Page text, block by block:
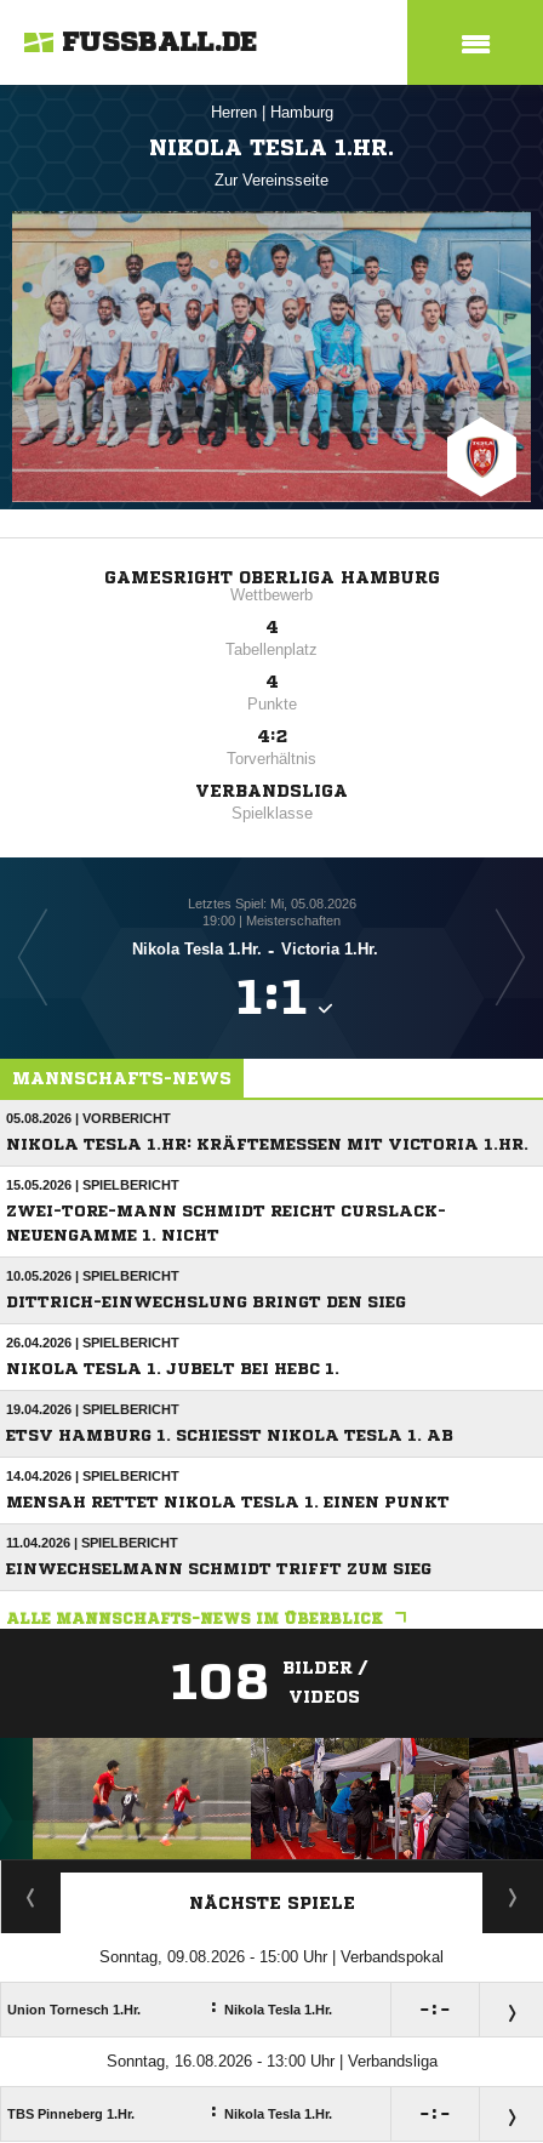
FUSSBALL.DE
Herren Hamburg
NIKOLA TESLA 1.HR.
Zur Vereinsseite
GAMESRIGHT OBERLIGA HAMBURG
Wettbewerb
4
Tabellenplatz
4
Punkte
4:2
Torverhältnis
VERBANDSLIGA
Spielklasse
Letztes Spiel: Mi, 05.08.2026
19:00 | Meisterschaften
Nikola Tesla 1.Hr. - Victoria 1.Hr.
:
MANNSCHAFTS-NEWS
05.08.2026 | VORBERICHT
NIKOLA TESLA 1.HR: KRÄFTEMESSEN MIT VICTORIA 1.HR.
15.05.2026 | SPIELBERICHT
ZWEI-TORE-MANN SCHMIDT REICHT CURSLACK-
NEUENGAMME 1. NICHT
10.05.2026 | SPIELBERICHT
DITTRICH-EINWECHSLUNG BRINGT DEN SIEG
26.04.2026 | SPIELBERICHT
NIKOLA TESLA 1. JUBELT BEI HEBC 1.
19.04.2026 | SPIELBERICHT
ETSV HAMBURG 1. SCHIESST NIKOLA TESLA 1. AB
14.04.2026 | SPIELBERICHT
MENSAH RETTET NIKOLA TESLA 1. EINEN PUNKT
11.04.2026 | SPIELBERICHT
EINWECHSELMANN SCHMIDT TRIFFT ZUM SIEG
ALLE MANNSCHAFTS-NEWS IM ÜBERBLICK
108
BILDER /
VIDEOS
ANZEIGE
NÄCHSTE SPIELE
Sonntag, 09.08.2026 - 15:00 Uhr | Verbandspokal
Union Tornesch 1.Hr. : Nikola Tesla 1.Hr. : 
Sonntag, 16.08.2026 - 13:00 Uhr | Verbandsliga
TBS Pinneberg 1.Hr. : Nikola Tesla 1.Hr. : 